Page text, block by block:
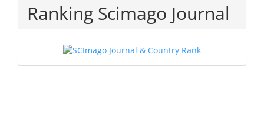
Ranking Scimago Journal